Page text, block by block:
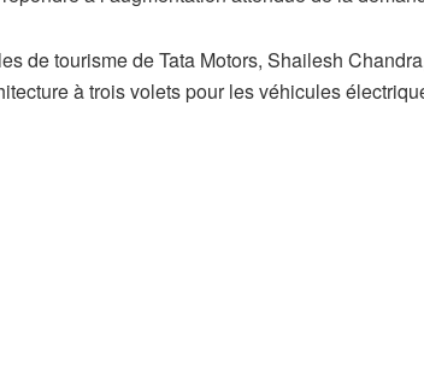
de tourisme de Tata Motors, Shailesh
à trois volets pour les véhicules